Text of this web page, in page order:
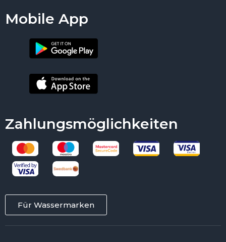
Mobile App
Zahlungsmöglichkeiten
Für Wassermarken